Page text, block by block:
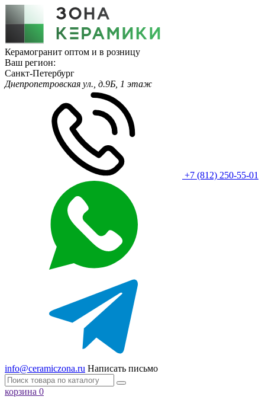
Керамогранит оптом и в розницу
Ваш регион:
Санкт-Петербург
Днепропетровская ул., д.9Б, 1 этаж
+7 (812) 250-55-01
info@ceramiczona.ru Написать письмо
корзина 0